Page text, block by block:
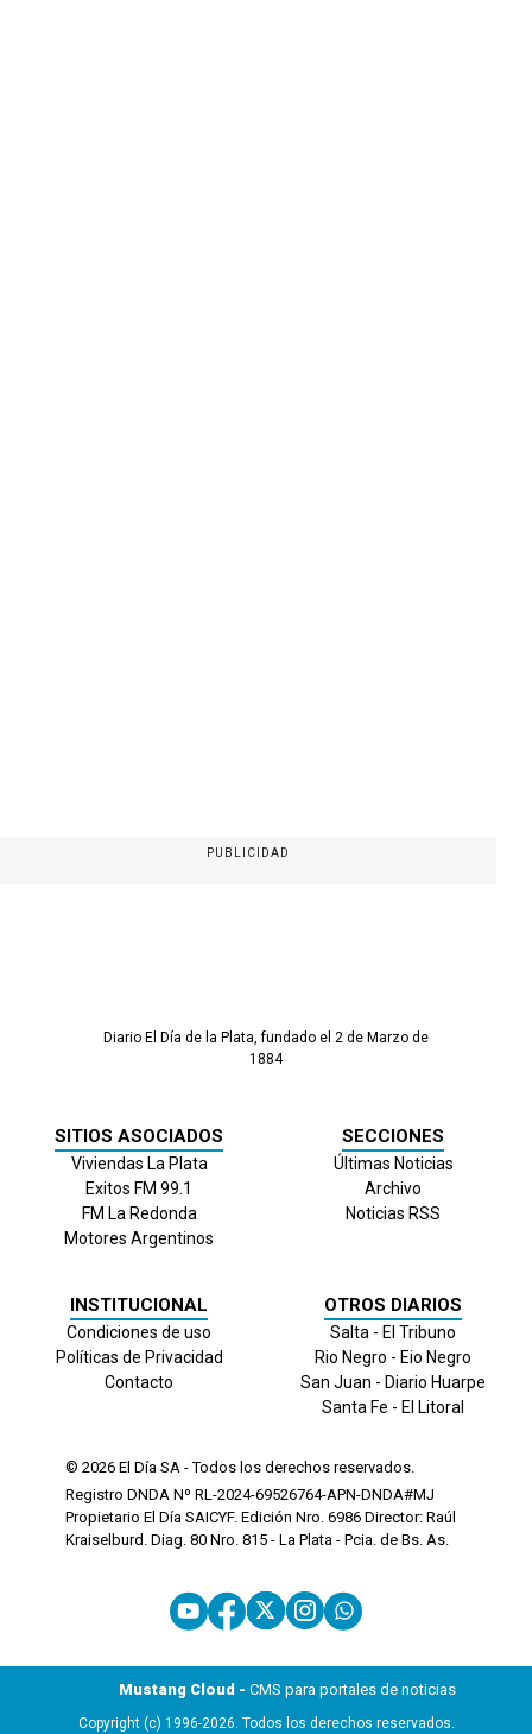
PUBLICIDAD
Diario El Día de la Plata, fundado el 2 de Marzo de
1884
SITIOS ASOCIADOS
Viviendas La Plata
Exitos FM 99.1
FM La Redonda
Motores Argentinos
SECCIONES
Últimas Noticias
Archivo
Noticias RSS
INSTITUCIONAL
Condiciones de uso
Políticas de Privacidad
Contacto
OTROS DIARIOS
Salta - El Tribuno
Rio Negro - Eio Negro
San Juan - Diario Huarpe
Santa Fe - El Litoral
© 2026 El Día SA - Todos los derechos reservados.
Registro DNDA Nº RL-2024-69526764-APN-DNDA#MJ
Propietario El Día SAICYF. Edición Nro. 6986 Director: Raúl
Kraiselburd. Diag. 80 Nro. 815 - La Plata - Pcia. de Bs. As.
Mustang Cloud - CMS para portales de noticias
Copyright (c) 1996-2026. Todos los derechos reservados.